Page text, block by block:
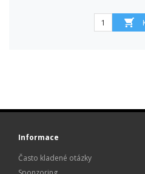
Informace
Často kladené otázky